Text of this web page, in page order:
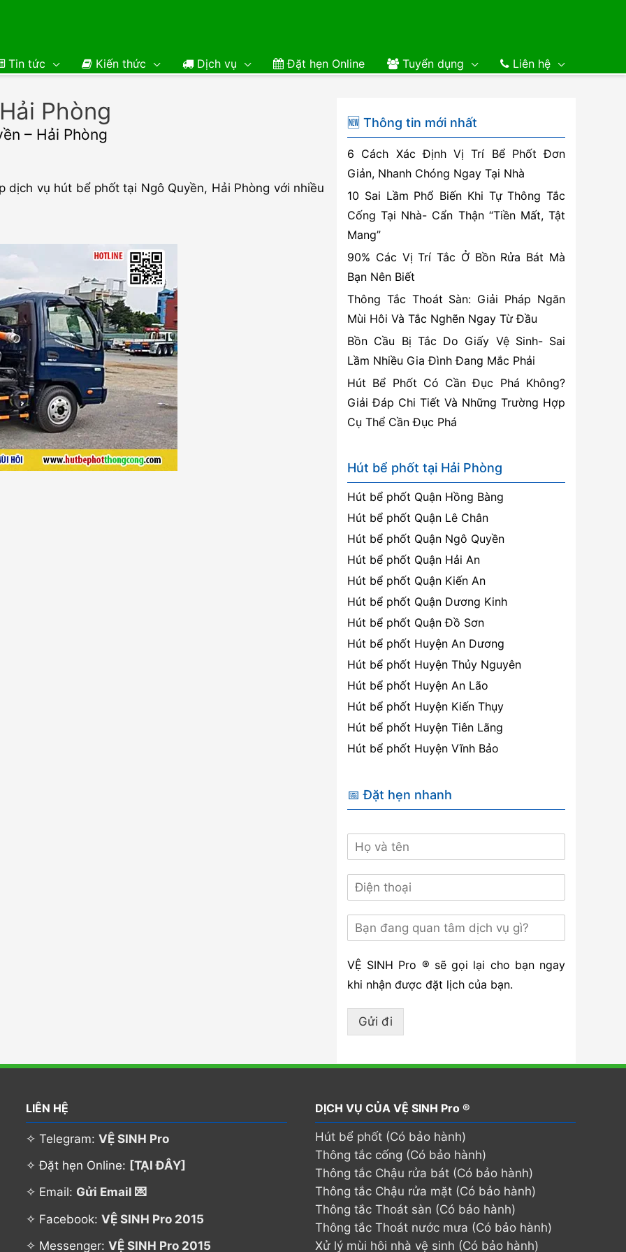
Tin tức Kiến thức Dịch vụ Đặt hẹn Online Tuyển dụng Liên hệ
Phòng
– Hải Phòng
dịch vụ hút bể phốt tại Ngô Quyền, Hải Phòng với nhiều
🆕 Thông tin mới nhất
6 Cách Xác Định Vị Trí Bể Phốt Đơn
Giản, Nhanh Chóng Ngay Tại Nhà
10 Sai Lầm Phổ Biến Khi Tự Thông Tắc
Cống Tại Nhà- Cẩn Thận “Tiền Mất, Tật
Mang”
90% Các Vị Trí Tắc Ở Bồn Rửa Bát Mà
Bạn Nên Biết
Thông Tắc Thoát Sàn: Giải Pháp Ngăn
Mùi Hôi Và Tắc Nghẽn Ngay Từ Đầu
Bồn Cầu Bị Tắc Do Giấy Vệ Sinh- Sai
Lầm Nhiều Gia Đình Đang Mắc Phải
Hút Bể Phốt Có Cần Đục Phá Không?
Giải Đáp Chi Tiết Và Những Trường Hợp
Cụ Thể Cần Đục Phá
Hút bể phốt tại Hải Phòng
Hút bể phốt Quận Hồng Bàng
Hút bể phốt Quận Lê Chân
Hút bể phốt Quận Ngô Quyền
Hút bể phốt Quận Hải An
Hút bể phốt Quận Kiến An
Hút bể phốt Quận Dương Kinh
Hút bể phốt Quận Đồ Sơn
Hút bể phốt Huyện An Dương
Hút bể phốt Huyện Thủy Nguyên
Hút bể phốt Huyện An Lão
Hút bể phốt Huyện Kiến Thụy
Hút bể phốt Huyện Tiên Lãng
Hút bể phốt Huyện Vĩnh Bảo
📅 Đặt hẹn nhanh
VỆ SINH Pro ® sẽ gọi lại cho bạn ngay
khi nhận được đặt lịch của bạn.
Gửi đi
LIÊN HỆ
✧ Telegram:VỆ SINH Pro
✧ Đặt hẹn Online: [TẠI ĐÂY]
✧ Email: Gửi Email 💌
✧ Facebook:VỆ SINH Pro 2015
✧ Messenger:VỆ SINH Pro 2015
DỊCH VỤ CỦA VỆ SINH Pro ®
Hút bể phốt (Có bảo hành)
Thông tắc cống (Có bảo hành)
Thông tắc Chậu rửa bát (Có bảo hành)
Thông tắc Chậu rửa mặt (Có bảo hành)
Thông tắc Thoát sàn (Có bảo hành)
Thông tắc Thoát nước mưa (Có bảo hành)
Xử lý mùi hôi nhà vệ sinh (Có bảo hành)